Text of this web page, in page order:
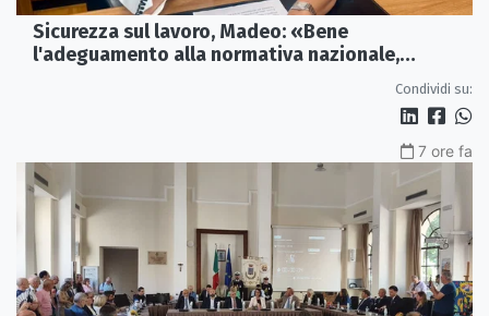
Sicurezza sul lavoro, Madeo: «Bene
l'adeguamento alla normativa nazionale,
Condividi su:
7 ore fa